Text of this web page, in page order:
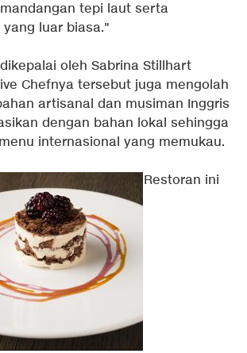
tepi laut serta
luar biasa."
oleh Sabrina Stillhart
Chefnya tersebut juga mengolah
artisanal dan musiman Inggris
dengan bahan lokal sehingga
internasional yang memukau.
Restoran ini